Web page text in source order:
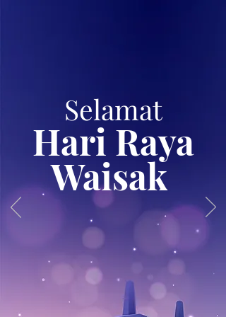
Selamat
Hari Raya
Waisak